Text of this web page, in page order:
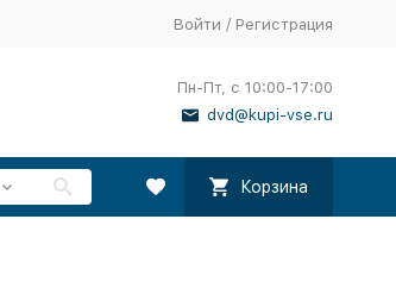
Войти / Регистрация
Пн-Пт, с 10:00-17:00
dvd@kupi-vse.ru
Корзина